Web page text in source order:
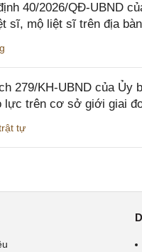
40/2026/QĐ-UBND
sĩ, mộ liệt sĩ trên địa
279/KH-UBND của Ủy
lực trên cơ sở giới giai
tự